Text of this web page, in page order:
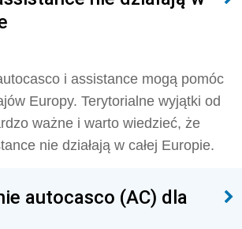
i assistance mogą pomóc
Europy. Terytorialne wyjątki od
ważne i warto wiedzieć, że
nie działają w całej Europie.
autocasco (AC) dla